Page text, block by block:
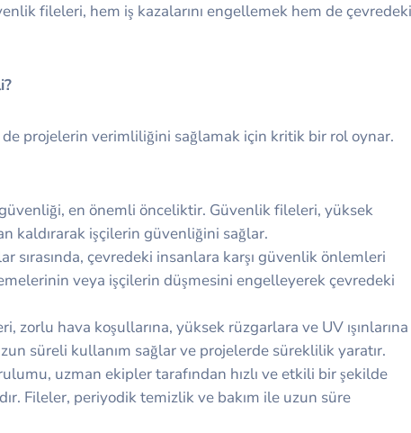
fileleri, hem iş kazalarını engellemek hem de çevredeki
projelerin verimliliğini sağlamak için kritik bir rol oynar.
en önemli önceliktir. Güvenlik fileleri, yüksek
kaldırarak işçilerin güvenliğini sağlar.
sırasında, çevredeki insanlara karşı güvenlik önlemleri
veya işçilerin düşmesini engelleyerek çevredeki
zorlu hava koşullarına, yüksek rüzgarlara ve UV ışınlarına
süreli kullanım sağlar ve projelerde süreklilik yaratır.
uzman ekipler tarafından hızlı ve etkili bir şekilde
Fileler, periyodik temizlik ve bakım ile uzun süre